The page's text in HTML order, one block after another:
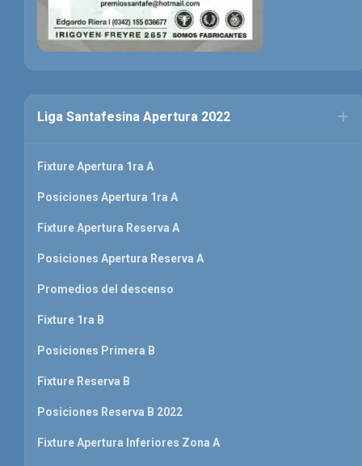
Liga Santafesina Apertura 2022
Fixture Apertura 1ra A
Posiciones Apertura 1ra A
Fixture Apertura Reserva A
Posiciones Apertura Reserva A
Promedios del descenso
Fixture 1ra B
Posiciones Primera B
Fixture Reserva B
Posiciones Reserva B 2022
Fixture Apertura Inferiores Zona A